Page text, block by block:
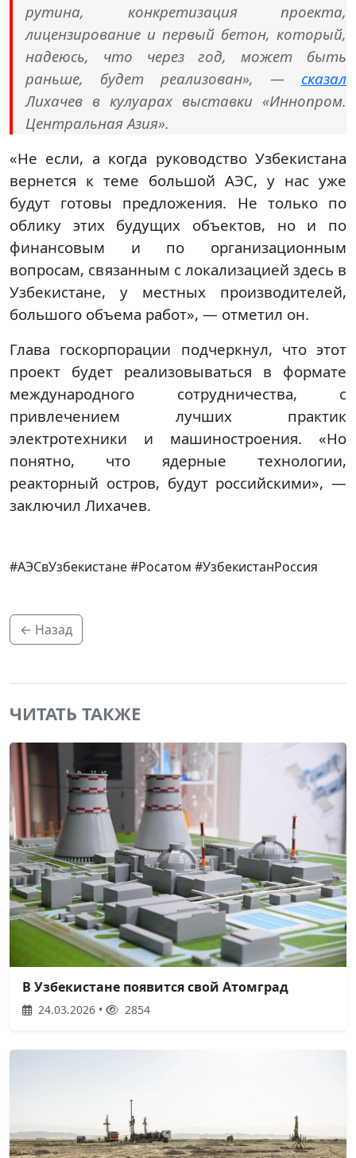
рутина, конкретизация проекта,
лицензирование и первый бетон, который,
надеюсь, что через год, может быть
раньше, будет реализован», — сказал
Лихачев в кулуарах выставки «Иннопром.
Центральная Азия».
«Не если, а когда руководство Узбекистана
вернется к теме большой АЭС, у нас уже
будут готовы предложения. Не только по
облику этих будущих объектов, но и по
финансовым и по организационным
вопросам, связанным с локализацией здесь в
Узбекистане, у местных производителей,
большого объема работ», — отметил он.
Глава госкорпорации подчеркнул, что этот
проект будет реализовываться в формате
международного сотрудничества, с
привлечением лучших практик
электротехники и машиностроения. «Но
понятно, что ядерные технологии,
реакторный остров, будут российскими», —
заключил Лихачев.
#АЭСвУзбекистане #Росатом #УзбекистанРоссия
← Назад
ЧИТАТЬ ТАКЖЕ
В Узбекистане появится свой Атомград
24.03.2026 • 2854